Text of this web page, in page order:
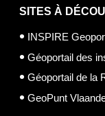
SITES À
INSPIRE
Géoportail des
Géoportail de la
GeoPunt